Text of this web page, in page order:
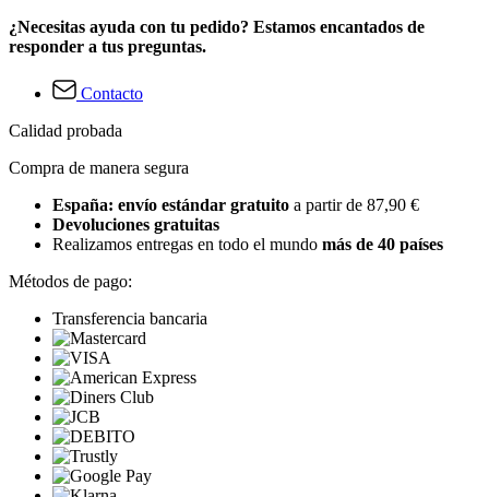
¿Necesitas ayuda con tu pedido? Estamos encantados de
responder a tus preguntas.
Contacto
Calidad probada
Compra de manera segura
España: envío estándar gratuito a partir de 87,90 €
Devoluciones gratuitas
Realizamos entregas en todo el mundo más de 40 países
Métodos de pago:
Transferencia bancaria